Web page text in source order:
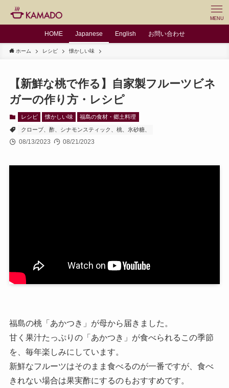
MENU
HOME Japanese English お問い合わせ
ホーム レシピ 懐かしい味
【新鮮な桃で作る】自家製フルーツビネ
ガーの作り方・レシピ
レシピ 懐かしい味 福島の食材・郷土料理
クローブ、酢、シナモンスティック、桃、氷砂糖、
08/13/2023 08/21/2023
福島の桃「あかつき」が母から届きました。
甘く果汁たっぷりの「あかつき」が食べられるこの季節
を、毎年楽しみにしています。
新鮮なフルーツはそのまま食べるのが一番ですが、食べ
きれない場合は果実酢にするのもおすすめです。